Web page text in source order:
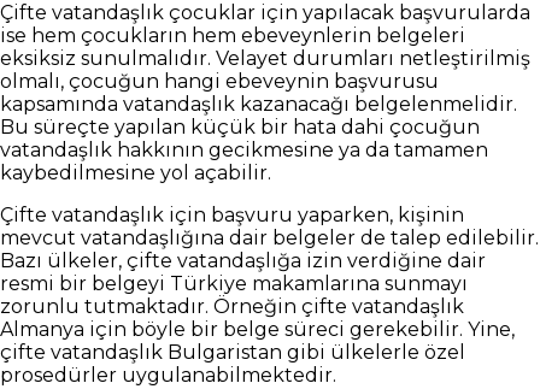
Çifte vatandaşlık çocuklar için yapılacak başvurularda
ise hem çocukların hem ebeveynlerin belgeleri
eksiksiz sunulmalıdır. Velayet durumları netleştirilmiş
olmalı, çocuğun hangi ebeveynin başvurusu
kapsamında vatandaşlık kazanacağı belgelenmelidir.
Bu süreçte yapılan küçük bir hata dahi çocuğun
vatandaşlık hakkının gecikmesine ya da tamamen
kaybedilmesine yol açabilir.
Çifte vatandaşlık için başvuru yaparken, kişinin
mevcut vatandaşlığına dair belgeler de talep edilebilir.
Bazı ülkeler, çifte vatandaşlığa izin verdiğine dair
resmi bir belgeyi Türkiye makamlarına sunmayı
zorunlu tutmaktadır. Örneğin çifte vatandaşlık
Almanya için böyle bir belge süreci gerekebilir. Yine,
çifte vatandaşlık Bulgaristan gibi ülkelerle özel
prosedürler uygulanabilmektedir.